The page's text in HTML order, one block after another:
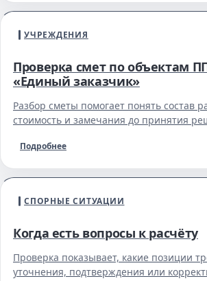
УЧРЕЖДЕНИЯ
Проверка смет по объектам
«Единый заказчик»
Разбор сметы помогает понять состав
стоимость и замечания до принятия
Подробнее
СПОРНЫЕ СИТУАЦИИ
Когда есть вопросы к расчёту
Проверка показывает, какие позиции
уточнения, подтверждения или